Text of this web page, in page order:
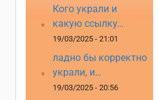
Кого украли и
какую ссылку…
19/03/2025 - 21:01
ладно бы корректно
украли, и…
19/03/2025 - 20:56